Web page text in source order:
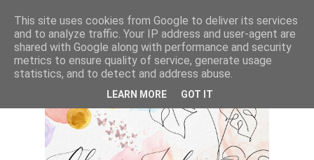
This site uses cookies from Google to deliver its services
and to analyze traffic. Your IP address and user-agent are
shared with Google along with performance and security
metrics to ensure quality of service, generate usage
statistics, and to detect and address abuse.
LEARN MORE GOT IT